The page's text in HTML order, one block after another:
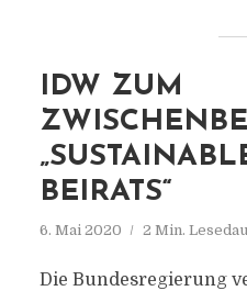
IDW ZUM
BEIRATS“
6. Mai 2020 2 Min.
Die Bundesregierung